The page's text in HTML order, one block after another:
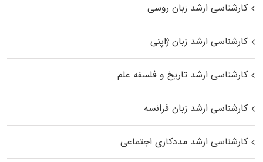
کارشناسی ارشد زبان روسی
کارشناسی ارشد زبان ژاپنی
کارشناسی ارشد تاریخ و فلسفه علم
کارشناسی ارشد زبان فرانسه
کارشناسی ارشد مددکاری اجتماعی